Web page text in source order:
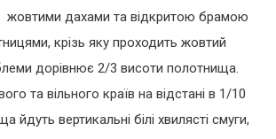
жовтими дахами та відкритою брамою
крізь яку проходить жовтий
дорівнює 2/3 висоти полотнища.
та вільного країв на відстані в 1/10
йдуть вертикальні білі хвилясті смуги,